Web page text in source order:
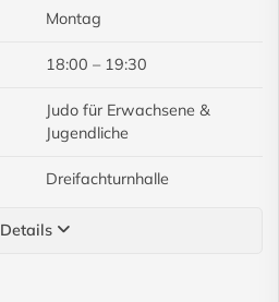
Montag
18:00 – 19:30
Judo für Erwachsene &
Jugendliche
Dreifachturnhalle
Details